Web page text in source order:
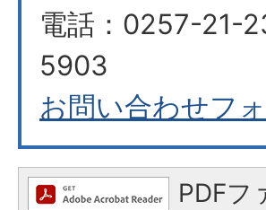
電話：0257-21-
5903
お問い合わせフ
PDFフ